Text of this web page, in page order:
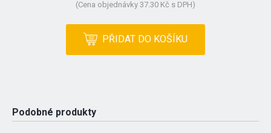
(Cena objednávky 37.30 Kč s DPH)
PŘIDAT DO KOŠÍKU
Podobné produkty